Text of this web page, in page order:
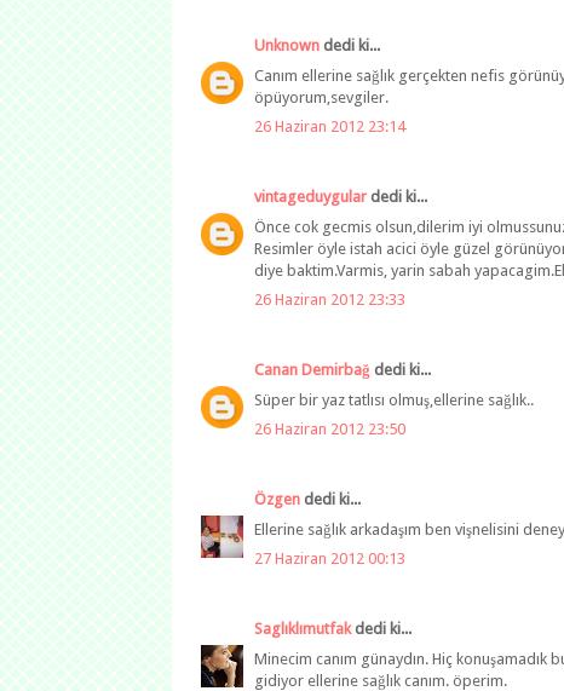
Unknown dedi ki...
Canım ellerine sağlık gerçekten nefis
öpüyorum,sevgiler.
26 Haziran 2012 23:14
vintageduygular dedi ki...
Önce cok gecmis olsun,dilerim iyi
Resimler öyle istah acici öyle güzel
diye baktim.Varmis, yarin sabah
26 Haziran 2012 23:33
Canan Demirbağ dedi ki...
Süper bir yaz tatlısı olmuş,ellerine sağlık..
26 Haziran 2012 23:50
Özgen dedi ki...
Ellerine sağlık arkadaşım ben vişnelisini
27 Haziran 2012 00:13
Saglıklımutfakdedi ki...
Minecim canım günaydın. Hiç konuşamadık
gidiyor ellerine sağlık canım. öperim.